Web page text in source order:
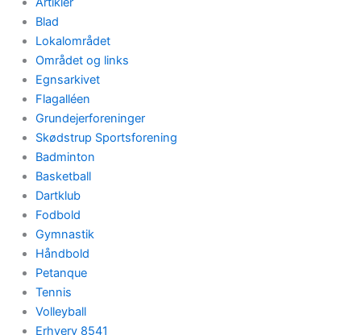
Blad
Lokalområdet
Området og links
Egnsarkivet
Flagalléen
Grundejerforeninger
Skødstrup Sportsforening
Badminton
Basketball
Dartklub
Fodbold
Gymnastik
Håndbold
Petanque
Tennis
Volleyball
Erhverv 8541